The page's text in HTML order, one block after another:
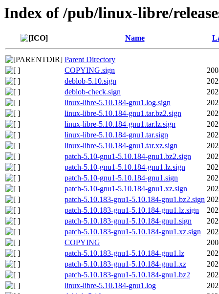
Index of /pub/linux-libre/
Name
Parent Directory
COPYING.sign
deblob-5.10.sign
deblob-check.sign
linux-libre-5.10.184-gnu1.log.sign
linux-libre-5.10.184-gnu1.tar.bz2.sign
linux-libre-5.10.184-gnu1.tar.lz.sign
linux-libre-5.10.184-gnu1.tar.sign
linux-libre-5.10.184-gnu1.tar.xz.sign
patch-5.10-gnu1-5.10.184-gnu1.bz2.sign
patch-5.10-gnu1-5.10.184-gnu1.lz.sign
patch-5.10-gnu1-5.10.184-gnu1.sign
patch-5.10-gnu1-5.10.184-gnu1.xz.sign
patch-5.10.183-gnu1-5.10.184-gnu1.bz2.sign
patch-5.10.183-gnu1-5.10.184-gnu1.lz.sign
patch-5.10.183-gnu1-5.10.184-gnu1.sign
patch-5.10.183-gnu1-5.10.184-gnu1.xz.sign
COPYING
patch-5.10.183-gnu1-5.10.184-gnu1.lz
patch-5.10.183-gnu1-5.10.184-gnu1.xz
patch-5.10.183-gnu1-5.10.184-gnu1.bz2
linux-libre-5.10.184-gnu1.log